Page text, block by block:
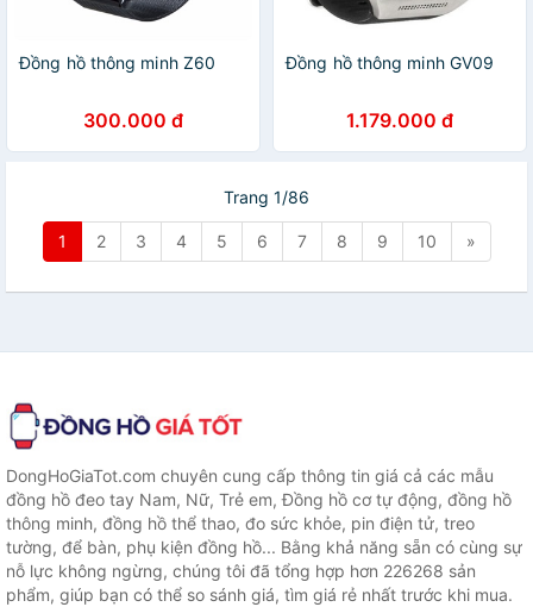
Đồng hồ thông minh Z60
300.000 đ
Đồng hồ thông minh GV09
1.179.000 đ
Trang 1/86
1 2 3 4 5 6 7 8 9 10 »
DongHoGiaTot.com chuyên cung cấp thông tin giá cả các mẫu
đồng hồ đeo tay Nam, Nữ, Trẻ em, Đồng hồ cơ tự động, đồng hồ
thông minh, đồng hồ thể thao, đo sức khỏe, pin điện tử, treo
tường, để bàn, phụ kiện đồng hồ... Bằng khả năng sẵn có cùng sự
nỗ lực không ngừng, chúng tôi đã tổng hợp hơn 226268 sản
phẩm, giúp bạn có thể so sánh giá, tìm giá rẻ nhất trước khi mua.